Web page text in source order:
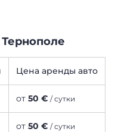
Цена аренды авто
от 50 € / сутки
от 50 € / сутки